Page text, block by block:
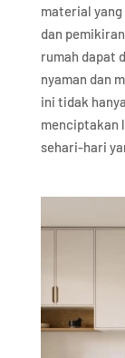
material
dan
rumah dapat
nyaman dan
ini tidak
menciptakan
sehari-hari